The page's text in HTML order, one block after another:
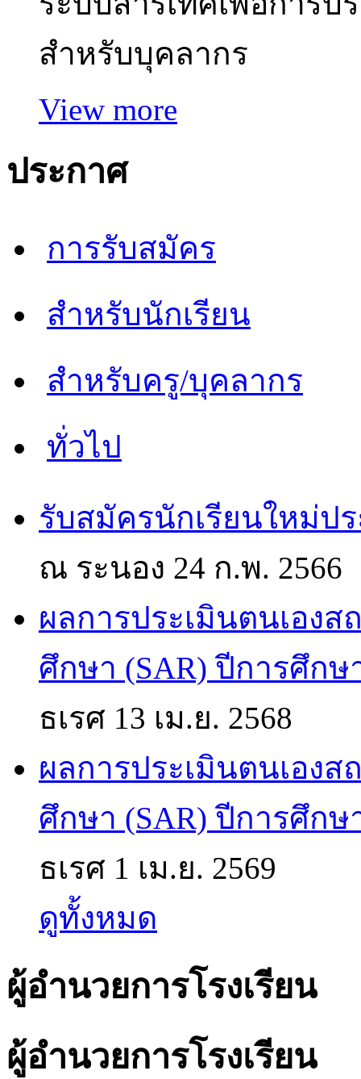
สำหรับบุคลากร
View more
ประกาศ
การรับสมัคร
สำหรับนักเรียน
สำหรับครู/บุคลากร
ทั่วไป
รับสมัครนักเรียนใหม่ป
ณ ระนอง 24 ก.พ. 2566
ผลการประเมินตนเอง
ศึกษา (SAR) ปีการศึกษ
ธเรศ 13 เม.ย. 2568
ผลการประเมินตนเอง
ศึกษา (SAR) ปีการศึกษ
ธเรศ 1 เม.ย. 2569
ดูทั้งหมด
ผู้อำนวยการโรงเรียน
ผู้อำนวยการโรงเรียน